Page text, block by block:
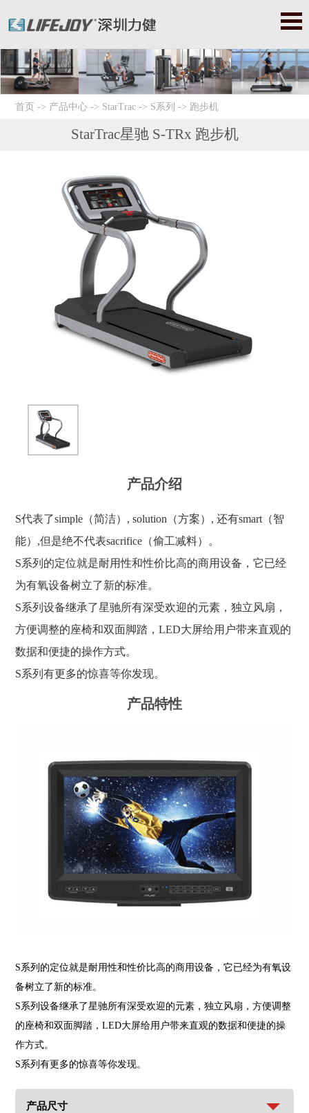
健|Lifefitness健身器材|力健健身器|力健健身器材|赛佰斯|赛百
斯|Cybex|赛佰斯跑步机|赛佰斯器械|赛佰斯健身器|赛佰斯健身器
首页 -> 产品中心-> StarTrac -> S系列 -> 跑步机
StarTrac星驰 S-TRx 跑步机
产品介绍
S代表了simple（简洁）, solution（方案）, 还有smart（智
能）,但是绝不代表sacrifice（偷工减料）。
S系列的定位就是耐用性和性价比高的商用设备，它已经
为有氧设备树立了新的标准。
S系列设备继承了星驰所有深受欢迎的元素，独立风扇，
方便调整的座椅和双面脚踏，LED大屏给用户带来直观的
数据和便捷的操作方式。
S系列有更多的惊喜等你发现。
产品特性
S系列的定位就是耐用性和性价比高的商用设备，它已经为有氧设
备树立了新的标准。
S系列设备继承了星驰所有深受欢迎的元素，独立风扇，方便调整
的座椅和双面脚踏，LED大屏给用户带来直观的数据和便捷的操
作方式。
S系列有更多的惊喜等你发现。
产品尺寸